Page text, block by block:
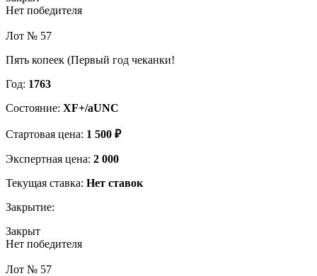
Нет победителя
Лот № 57
Пять копеек (Первый год чеканки!
Год: 1763
Состояние: XF+/aUNC
Стартовая цена: 1 500 ₽
Экспертная цена: 2 000
Текущая ставка: Нет ставок
Закрытие:
Закрыт
Нет победителя
Лот № 57